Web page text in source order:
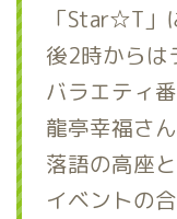
「Star☆T」
後2時からは
バラエティ
龍亭幸福さ
落語の高座
イベントの